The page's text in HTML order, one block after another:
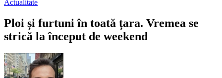
Actualitate
Ploi și furtuni în toată țara. Vremea se
strică la început de weekend